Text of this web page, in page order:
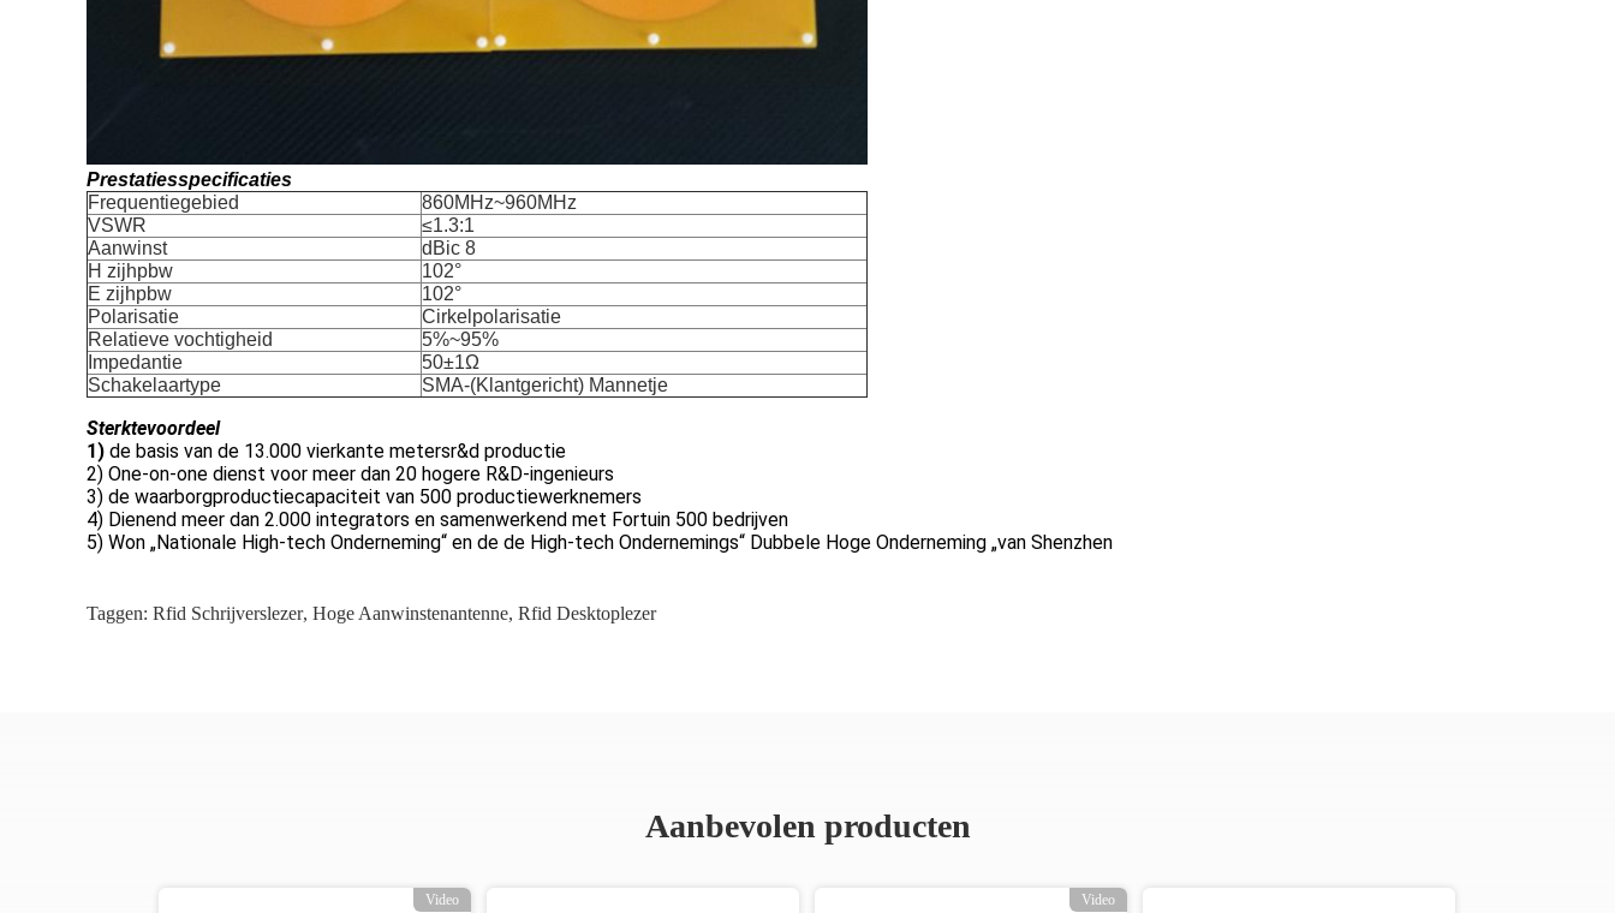
Prestatiesspecificaties
Frequentiegebied
860MHz~960MHz
VSWR
≤1.3:1
Aanwinst
dBic 8
H zijhpbw
102°
E zijhpbw
102°
Polarisatie
Cirkelpolarisatie
Relatieve vochtigheid
5%~95%
Impedantie
50±1Ω
Schakelaartype
SMA-(Klantgericht) Mannetje
Sterktevoordeel
1) de basis van de 13.000 vierkante metersr&d productie
2) One-on-one dienst voor meer dan 20 hogere R&D-ingenieurs
3) de waarborgproductiecapaciteit van 500 productiewerknemers
4) Dienend meer dan 2.000 integrators en samenwerkend met Fortuin 500 bedrijven
5) Won „Nationale High-tech Onderneming“ en de de High-tech Ondernemings“ Dubbele Hoge Onderneming „van Shenzhen
Taggen: Rfid Schrijverslezer, Hoge Aanwinstenantenne, Rfid Desktoplezer
Aanbevolen producten
Video Video